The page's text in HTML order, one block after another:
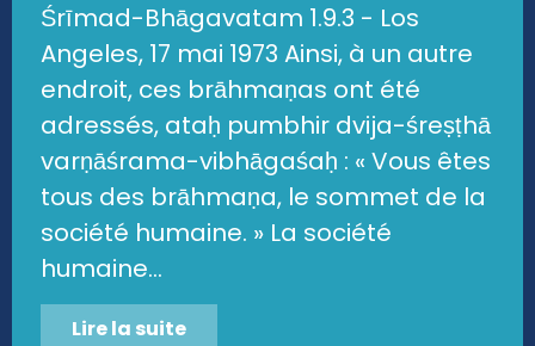
Śrīmad-Bhāgavatam 1.9.3 - Los
Angeles, 17 mai 1973 Ainsi, à un autre
endroit, ces brāhmaṇas ont été
adressés, ataḥ pumbhir dvija-śreṣṭhā
varṇāśrama-vibhāgaśaḥ : « Vous êtes
tous des brāhmaṇa, le sommet de la
société humaine. » La société
humaine...
Lire la suite